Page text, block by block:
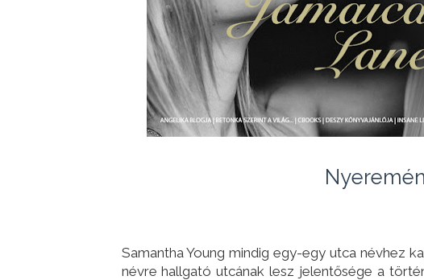
Samantha Young mindig egy-egy utca névhez
névre hallgató utcának lesz jelentősége a